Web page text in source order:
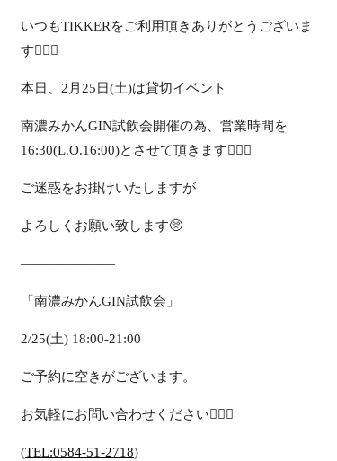
いつもTIKKERをご利用頂きありがとうございま
す🙇🏼‍♀️
本日、2月25日(土)は貸切イベント
南濃みかんGIN試飲会開催の為、営業時間を
16:30(L.O.16:00)とさせて頂きます🙇🏼‍♀️
ご迷惑をお掛けいたしますが
よろしくお願い致します🥺
———————
「南濃みかんGIN試飲会」
2/25(土) 18:00-21:00
ご予約に空きがございます。
お気軽にお問い合わせください🙇🏼‍♀️
(TEL:0584-51-2718)